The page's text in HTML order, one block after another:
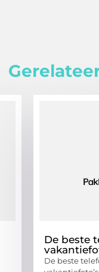
De beste
De beste